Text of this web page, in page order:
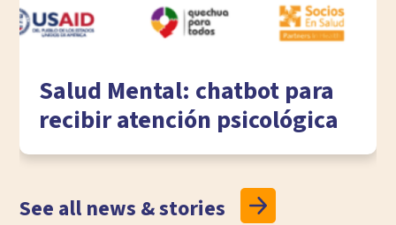
Salud Mental: chatbot para
recibir atención psicológica
See all news & stories